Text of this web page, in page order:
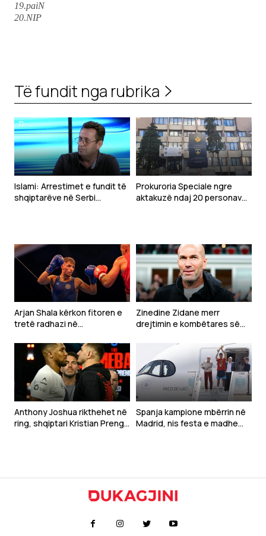
19.paiN
20.NIP
Të fundit nga rubrika
Islami: Arrestimet e fundit të
shqiptarëve në Serbi
Prokuroria Speciale ngre
aktakuzë ndaj 20 personave
Arjan Shala kërkon fitoren e
tretë radhazi në
turkun Ahmet Aksu në Pejë
Zinedine Zidane merr
drejtimin e kombëtares së
Anthony Joshua rikthehet në
ring, shqiptari Kristian Prenga
Spanja kampione mbërrin në
Madrid, nis festa e madhe